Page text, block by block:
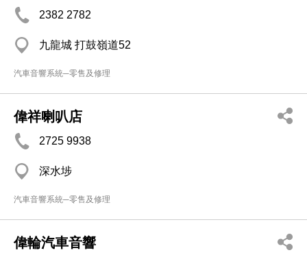
2382 2782
九龍城 打鼓嶺道52
汽車音響系統─零售及修理
偉祥喇叭店
2725 9938
深水埗
汽車音響系統─零售及修理
偉輪汽車音響